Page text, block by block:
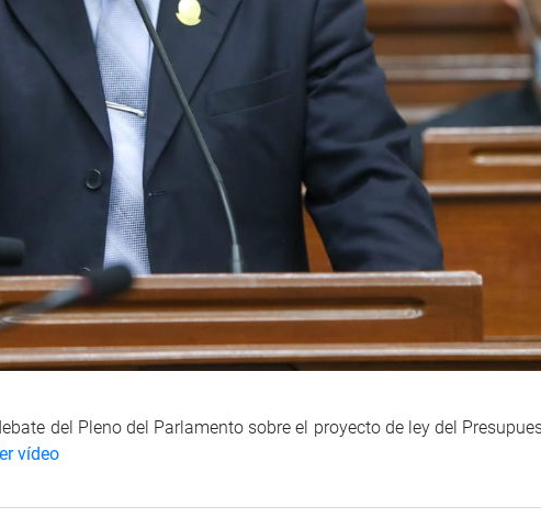
del Pleno del Parlamento sobre el proyecto de ley del
vídeo